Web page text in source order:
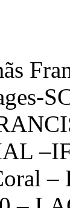
–